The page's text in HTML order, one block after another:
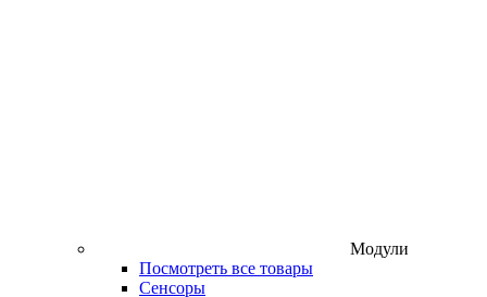
Модули
Посмотреть все товары
Сенсоры